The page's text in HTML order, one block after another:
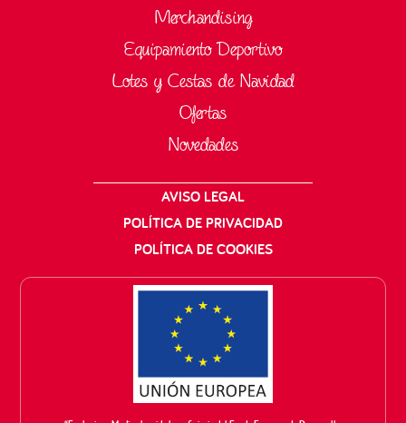
Merchandising
Equipamiento Deportivo
Lotes y Cestas de Navidad
Ofertas
Novedades
AVISO LEGAL
POLÍTICA DE PRIVACIDAD
POLÍTICA DE COOKIES